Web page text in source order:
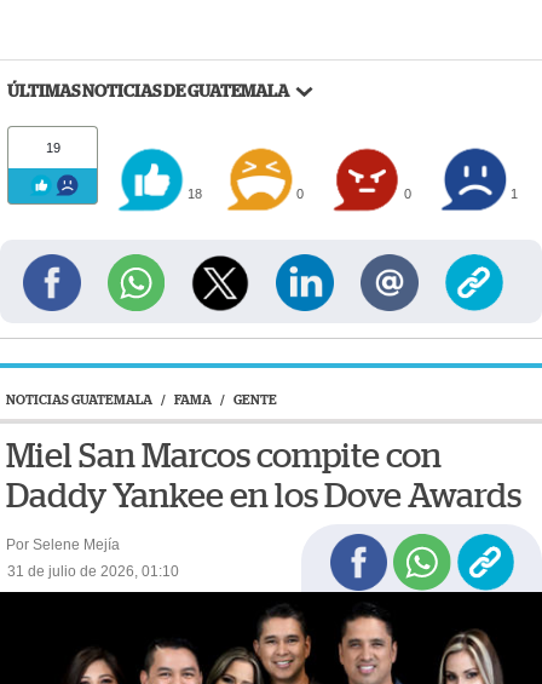
ÚLTIMAS NOTICIAS DE GUATEMALA
19
18 0 0 1
NOTICIAS GUATEMALA / FAMA / GENTE
Miel San Marcos compite con
Daddy Yankee en los Dove Awards
Por Selene Mejía
31 de julio de 2026, 01:10